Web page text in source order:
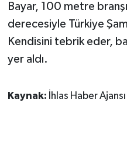
Bayar, 100 metre
derecesiyle Türkiye
Kendisini tebrik eder,
yer aldı.
Kaynak: İhlas Haber Ajansı